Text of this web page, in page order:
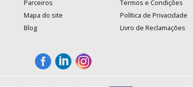
Parceiros
Mapa do site
Blog
Termos e Condições
Política de Privacidade
Livro de Reclamações